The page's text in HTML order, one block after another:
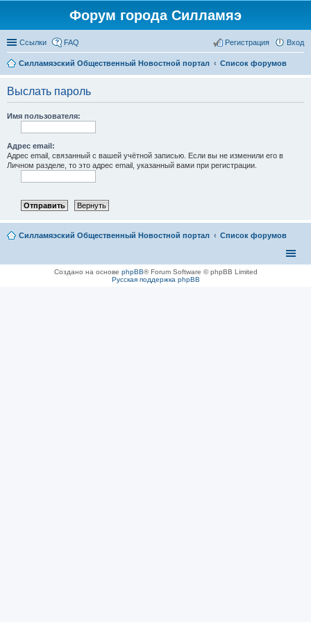
Форум города Силламяэ
Ссылки FAQ Вход
Регистрация
Силламяэский Общественный Новостной портал Список форумов
Выслать пароль
Имя пользователя:
Адрес email:
Адрес email, связанный с вашей учётной записью. Если вы не изменили его в
Личном разделе, то это адрес email, указанный вами при регистрации.
Силламяэский Общественный Новостной портал Список форумов
Создано на основе phpBB® Forum Software © phpBB Limited
Русская поддержка phpBB